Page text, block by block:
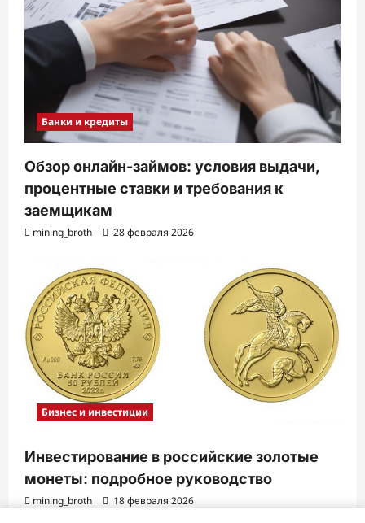
Банки и кредиты
Обзор онлайн-займов: условия выдачи,
процентные ставки и требования к
заемщикам
mining_broth 28 февраля 2026
Бизнес и инвестиции
Инвестирование в российские золотые
монеты: подробное руководство
mining_broth 18 февраля 2026